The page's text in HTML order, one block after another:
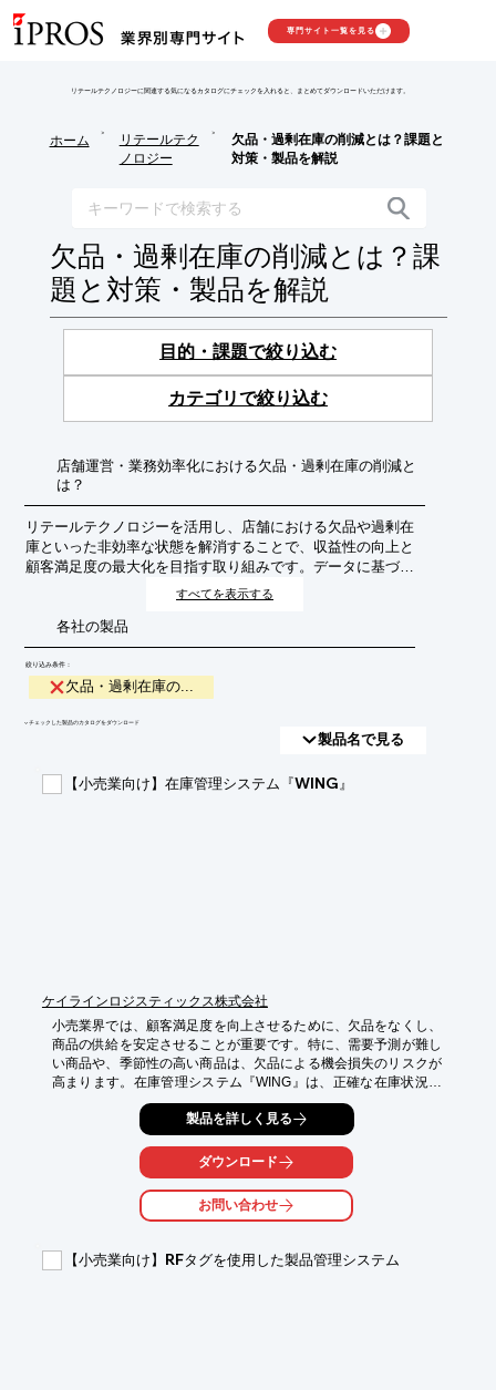
専門サイト一覧を見る
リテールテクノロジーに関連する気になるカタログにチェックを入れると、まとめてダウンロードいただけます。
ホーム
>
リテールテク
ノロジー
>
欠品・過剰在庫の削減とは？課題と
対策・製品を解説
欠品・過剰在庫の削減とは？課
題と対策・製品を解説
目的・課題で絞り込む
カテゴリで絞り込む
店舗運営・業務効率化における欠品・過剰在庫の削減と
は？
リテールテクノロジーを活用し、店舗における欠品や過剰在
庫といった非効率な状態を解消することで、収益性の向上と
顧客満足度の最大化を目指す取り組みです。データに基づい
た需要予測や在庫管理の最適化を通じて、機会損失の削減と
廃棄ロスの低減を実現します。
すべてを表示する
各社の製品
絞り込み条件：
欠品・過剰在庫の...
​▼チェックした製品のカタログをダウンロード
製品名で見る
【小売業向け】在庫管理システム『WING』
ケイラインロジスティックス株式会社
小売業界では、顧客満足度を向上させるために、欠品をなくし、
商品の供給を安定させることが重要です。特に、需要予測が難し
い商品や、季節性の高い商品は、欠品による機会損失のリスクが
高まります。在庫管理システム『WING』は、正確な在庫状況の
把握と、迅速な補充を可能にし、欠品による販売機会の損失を防
【活用シーン】
・店舗運営における欠品リスクの軽減
・商品の需要予測と適切な発注
・複数店舗間の在庫連携
・欠品による販売機会損失の削減
製品を詳しく見る
ダウンロード
お問い合わせ
【小売業向け】RFタグを使用した製品管理システム